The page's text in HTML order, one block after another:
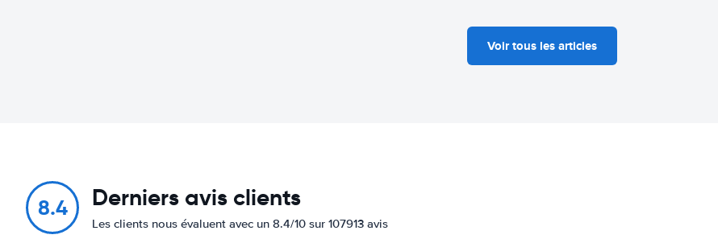
Voir tous les articles
8.4 Derniers avis clients
Les clients nous évaluent avec un 8.4/10 sur 107913 avis